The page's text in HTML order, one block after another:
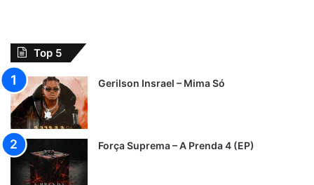
Top 5
Gerilson Insrael – Mima Só
Força Suprema – A Prenda 4 (EP)